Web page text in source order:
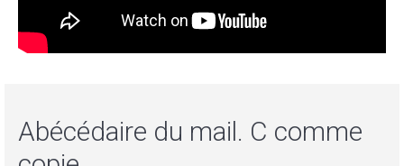
Abécédaire du mail. C comme